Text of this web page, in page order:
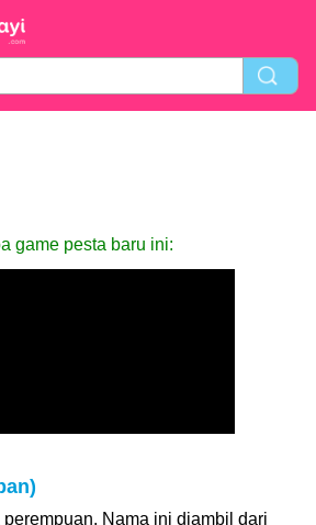
game pesta baru ini:
Nama ini diambil dari